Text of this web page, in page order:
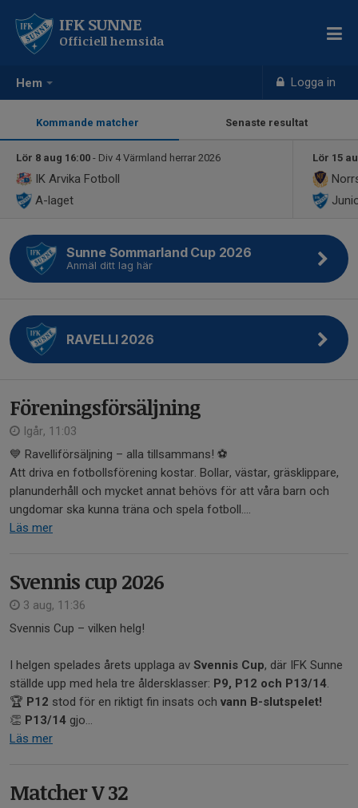
Hem Logga in
IFK SUNNE
Officiell hemsida
Kommande matcher Senaste resultat
Lör 8 aug 16:00 - Div 4 Värmland herrar 2026
IK Arvika Fotboll
A-laget
Lör 15
Sunne Sommarland Cup 2026
Anmäl ditt lag här
RAVELLI 2026
Föreningsförsäljning
Igår, 11:03
💙 Ravelliförsäljning – alla tillsammans! ⚽
Att driva en fotbollsförening kostar. Bollar, västar, gräsklippare,
planunderhåll och mycket annat behövs för att våra barn och
ungdomar ska kunna träna och spela fotboll....
Läs mer
Svennis cup 2026
3 aug, 11:36
Svennis Cup – vilken helg!
I helgen spelades årets upplaga av Svennis Cup, där IFK Sunne
ställde upp med hela tre åldersklasser: P9, P12 och P13/14.
🏆 P12 stod för en riktigt fin insats och vann B-slutspelet!
👏 P13/14 gjo...
Läs mer
Matcher V 32